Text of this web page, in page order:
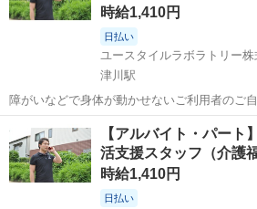
時給1,410円
日払い
ユースタイルラボラトリー株
津川駅
障がいなどで身体が動かせないご利用者のご
の生活を支援する、見守りがメインの訪問介
ん直行直帰OK。 【サービス】 訪問介護（日勤） 【仕事内容】 見守り
がメインの訪問介護のお仕事...
東蒲原郡 津川駅 介護
【アルバイト・パート
活支援スタッフ（介護
時給1,410円
日払い